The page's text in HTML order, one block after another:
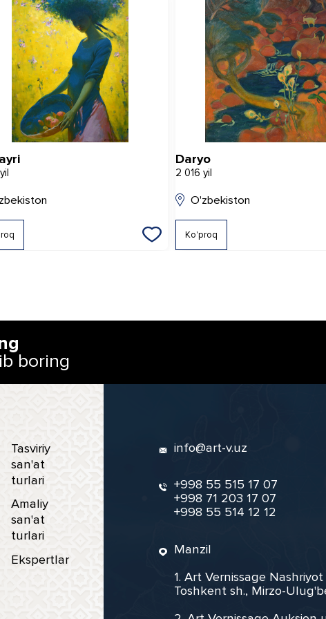
Daryo
2 016 yil
O'zbekiston
Ko'proq
boring
Tasviriy
san'at
turlari
Amaliy
san'at
turlari
Ekspertlar
info@art-v.uz
+998 55 515 17 07
+998 71 203 17 07
+998 55 514 12 12
Manzil
1. Art Vernissage
Toshkent sh., Mirzo-